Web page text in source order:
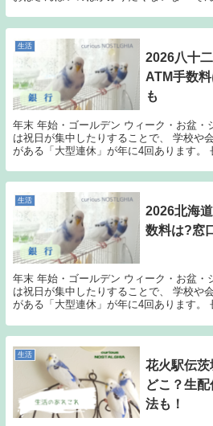
生活
2026八十
ATM手数
も
年末 年始・ゴールデン ウィーク・お盆・
は祝日が集中したりすることで、 学校や
がある「大型連休」が年に4回あります。
生活
2026北海
数料は?窓
年末 年始・ゴールデン ウィーク・お盆・
は祝日が集中したりすることで、 学校や
がある「大型連休」が年に4回あります。
生活
花火駅伝
どこ？生
法も！